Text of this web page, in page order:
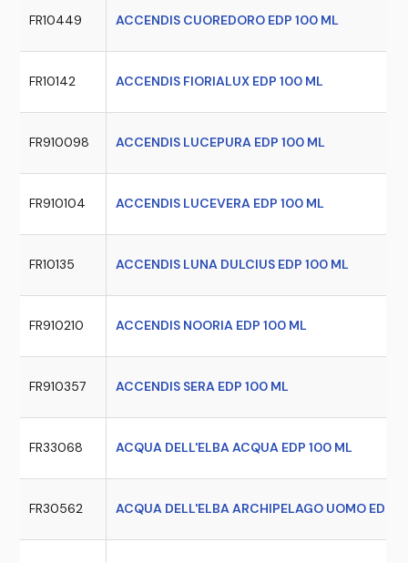
FR10449 ACCENDIS CUOREDORO EDP 100 ML
FR10142 ACCENDIS FIORIALUX EDP 100 ML
FR910098 ACCENDIS LUCEPURA EDP 100 ML
FR910104 ACCENDIS LUCEVERA EDP 100 ML
FR10135 ACCENDIS LUNA DULCIUS EDP 100 ML
FR910210 ACCENDIS NOORIA EDP 100 ML
FR910357 ACCENDIS SERA EDP 100 ML
FR33068 ACQUA DELL'ELBA ACQUA EDP 100 ML
FR30562 ACQUA DELL'ELBA ARCHIPELAGO UOMO EDP